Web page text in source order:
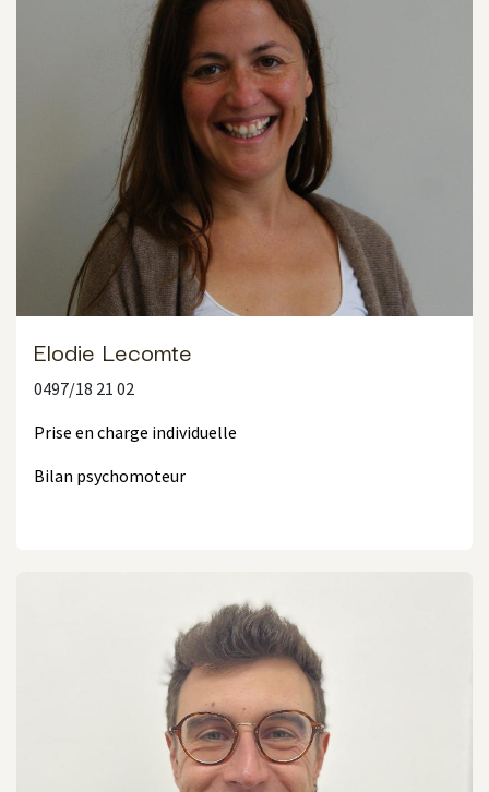
Elodie Lecomte
0497/18 21 02
Prise en charge individuelle
Bilan psychomoteur